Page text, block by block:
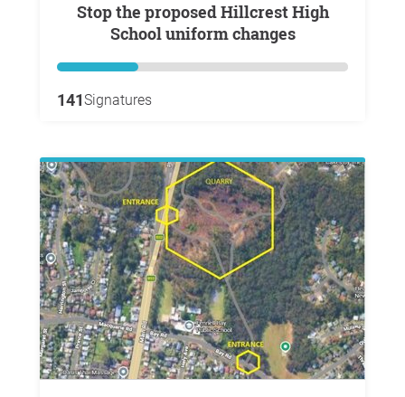
Stop the proposed Hillcrest High
School uniform changes
141Signatures